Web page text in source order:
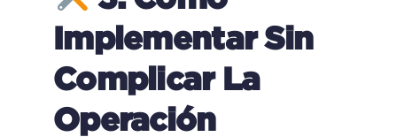
Implementar Sin
Complicar La
Operación